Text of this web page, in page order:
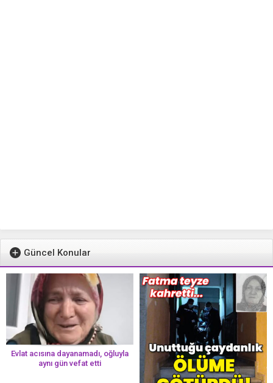
Güncel Konular
Evlat acısına dayanamadı, oğluyla
aynı gün vefat etti